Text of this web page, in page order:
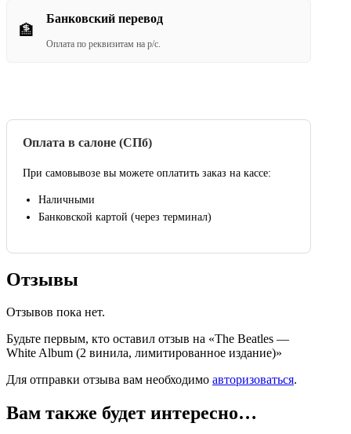
🏦
Банковский перевод
Оплата по реквизитам на р/с.
Оплата в салоне (СПб)
При самовывозе вы можете оплатить заказ на кассе:
Наличными
Банковской картой (через терминал)
Отзывы
Отзывов пока нет.
Будьте первым, кто оставил отзыв на «The Beatles —
White Album (2 винила, лимитированное издание)»
Для отправки отзыва вам необходимо авторизоваться.
Вам также будет интересно…